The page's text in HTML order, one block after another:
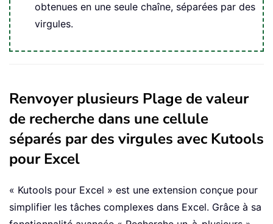
obtenues en une seule chaîne, séparées par des
virgules.
Renvoyer plusieurs Plage de valeur
de recherche dans une cellule
séparés par des virgules avec Kutools
pour Excel
« Kutools pour Excel » est une extension conçue pour
simplifier les tâches complexes dans Excel. Grâce à sa